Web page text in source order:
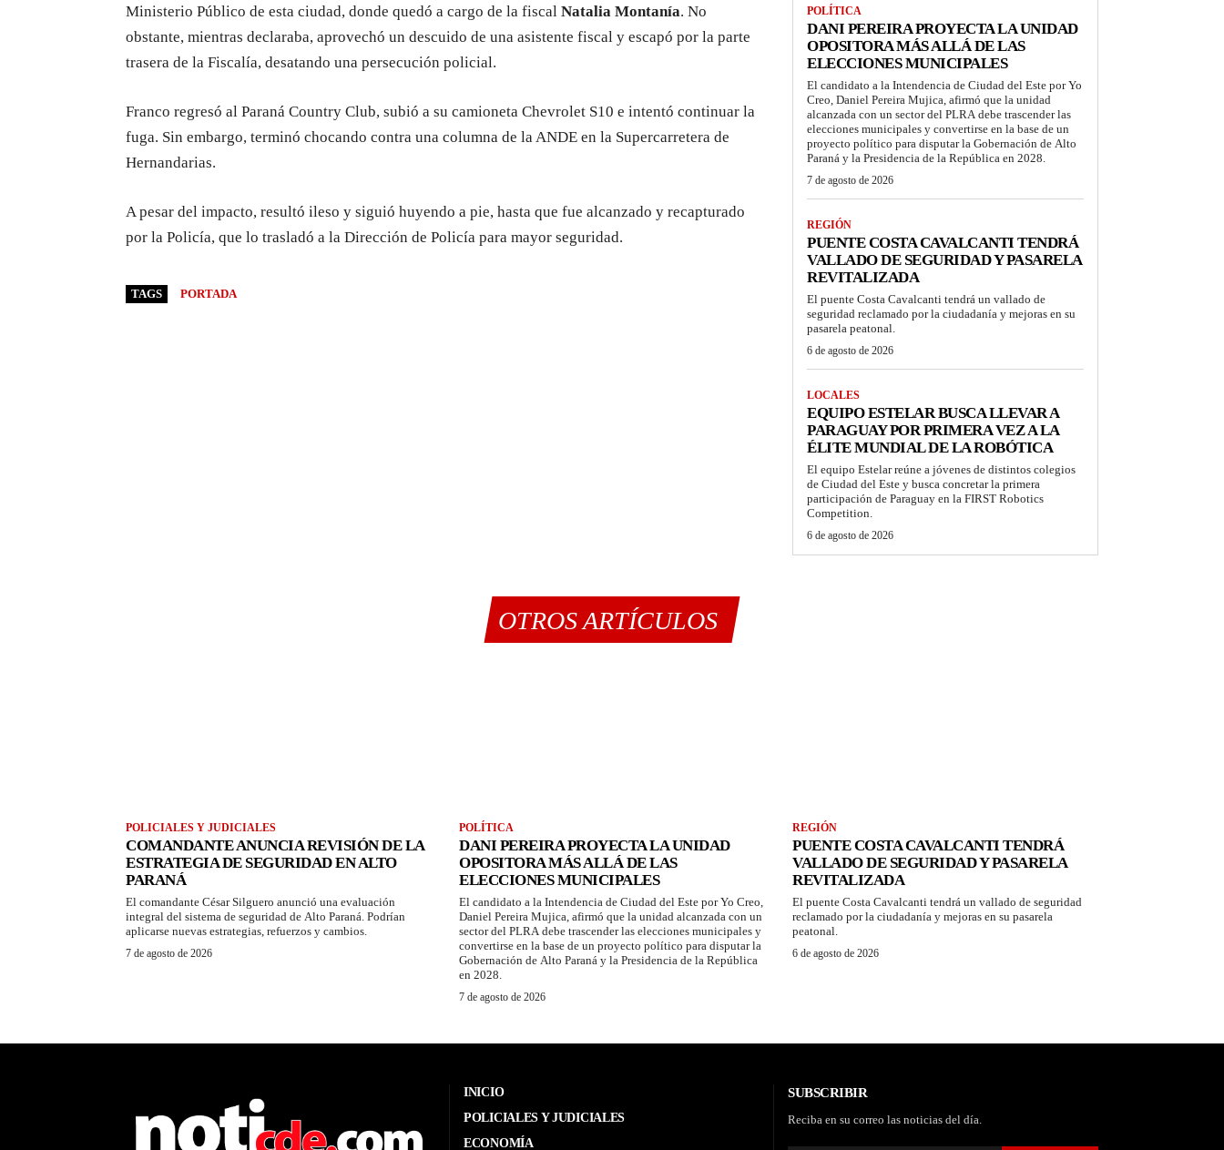
Ministerio Público de esta ciudad, donde quedó a cargo de la fiscal Natalia Montanía. No
obstante, mientras declaraba, aprovechó un descuido de una asistente fiscal y escapó por la parte
trasera de la Fiscalía, desatando una persecución policial.
Franco regresó al Paraná Country Club, subió a su camioneta Chevrolet S10 e intentó continuar la
fuga. Sin embargo, terminó chocando contra una columna de la ANDE en la Supercarretera de
Hernandarias.
A pesar del impacto, resultó ileso y siguió huyendo a pie, hasta que fue alcanzado y recapturado
por la Policía, que lo trasladó a la Dirección de Policía para mayor seguridad.
TAGS PORTADA
POLÍTICA
DANI PEREIRA PROYECTA LA UNIDAD
OPOSITORA MÁS ALLÁ DE LAS
ELECCIONES MUNICIPALES
El candidato a la Intendencia de Ciudad del Este por Yo
Creo, Daniel Pereira Mujica, afirmó que la unidad
alcanzada con un sector del PLRA debe trascender las
elecciones municipales y convertirse en la base de un
proyecto político para disputar la Gobernación de Alto
Paraná y la Presidencia de la República en 2028.
7 de agosto de 2026
REGIÓN
PUENTE COSTA CAVALCANTI TENDRÁ
VALLADO DE SEGURIDAD Y PASARELA
REVITALIZADA
El puente Costa Cavalcanti tendrá un vallado de
seguridad reclamado por la ciudadanía y mejoras en su
pasarela peatonal.
6 de agosto de 2026
LOCALES
EQUIPO ESTELAR BUSCA LLEVAR A
PARAGUAY POR PRIMERA VEZ A LA
ÉLITE MUNDIAL DE LA ROBÓTICA
El equipo Estelar reúne a jóvenes de distintos colegios
de Ciudad del Este y busca concretar la primera
participación de Paraguay en la FIRST Robotics
Competition.
6 de agosto de 2026
OTROS ARTÍCULOS
POLICIALES Y JUDICIALES
COMANDANTE ANUNCIA REVISIÓN DE LA
ESTRATEGIA DE SEGURIDAD EN ALTO
PARANÁ
El comandante César Silguero anunció una evaluación
integral del sistema de seguridad de Alto Paraná. Podrían
aplicarse nuevas estrategias, refuerzos y cambios.
7 de agosto de 2026
POLÍTICA
DANI PEREIRA PROYECTA LA UNIDAD
OPOSITORA MÁS ALLÁ DE LAS
ELECCIONES MUNICIPALES
El candidato a la Intendencia de Ciudad del Este por Yo Creo,
Daniel Pereira Mujica, afirmó que la unidad alcanzada con un
sector del PLRA debe trascender las elecciones municipales y
convertirse en la base de un proyecto político para disputar la
Gobernación de Alto Paraná y la Presidencia de la República
en 2028.
7 de agosto de 2026
REGIÓN
PUENTE COSTA CAVALCANTI TENDRÁ
VALLADO DE SEGURIDAD Y PASARELA
REVITALIZADA
El puente Costa Cavalcanti tendrá un vallado de seguridad
reclamado por la ciudadanía y mejoras en su pasarela
peatonal.
6 de agosto de 2026
INICIO
POLICIALES Y JUDICIALES
ECONOMÍA
SUBSCRIBIR
Reciba en su correo las noticias del día.